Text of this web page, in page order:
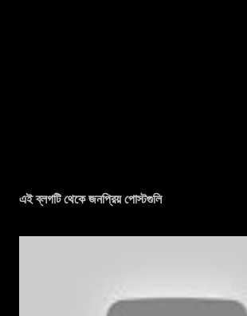
এই ব্লগটি থেকে জনপ্রিয় পোস্টগুলি